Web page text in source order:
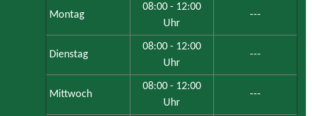
Montag
08:00 - 12:00
Uhr
---
Dienstag
08:00 - 12:00
Uhr
---
Mittwoch
08:00 - 12:00
Uhr
---